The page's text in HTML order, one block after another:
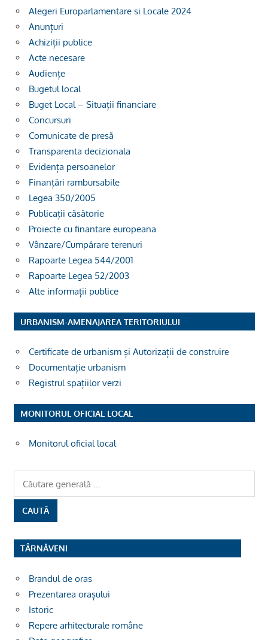
Alegeri Europarlamentare si Locale 2024
Anunțuri
Achiziții publice
Acte necesare
Audiențe
Bugetul local
Buget Local – Situații financiare
Concursuri
Comunicate de presă
Transparenta decizionala
Evidența persoanelor
Finanțări rambursabile
Legea 350/2005
Publicații căsătorie
Proiecte cu finantare europeana
Vânzare/Cumpărare terenuri
Rapoarte Legea 544/2001
Rapoarte Legea 52/2003
Alte informații publice
URBANISM-AMENAJAREA TERITORIULUI
Certificate de urbanism și Autorizații de construire
Documentație urbanism
Registrul spațiilor verzi
MONITORUL OFICIAL LOCAL
Monitorul oficial local
TÂRNĂVENI
Brandul de oras
Prezentarea orașului
Istoric
Repere arhitecturale române